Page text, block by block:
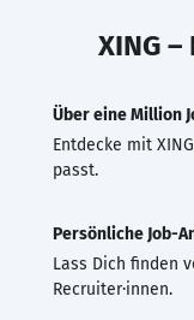
XING
Über eine Million
Entdecke mit
passt.
Persönliche Job-
Lass Dich finden
Recruiter·innen.